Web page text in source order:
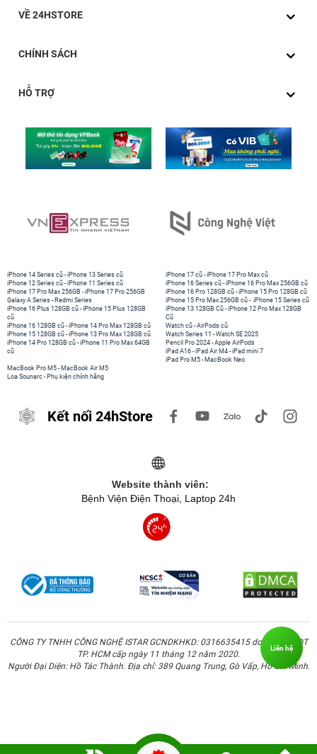
VỀ 24HSTORE
CHÍNH SÁCH
HỖ TRỢ
iPhone 14 Series cũ -iPhone 13 Series cũ
iPhone 12 Series cũ -iPhone 11 Series cũ
iPhone 17 Pro Max 256GB -iPhone 17 Pro 256GB
Galaxy A Series - Redmi Series
iPhone 17 cũ -iPhone 17 Pro Max cũ
iPhone 16 Series cũ - iPhone 16 Pro Max 256GB cũ
iPhone 16 Pro 128GB cũ -iPhone 15 Pro 128GB cũ
iPhone 15 Pro Max 256GB cũ - iPhone 15 Series cũ
iPhone 16 Plus 128GB cũ -iPhone 15 Plus 128GB
cũ
iPhone 16 128GB cũ -iPhone 14 Pro Max 128GB cũ
iPhone 15 128GB cũ -iPhone 13 Pro Max 128GB cũ
iPhone 14 Pro 128GB cũ -iPhone 11 Pro Max 64GB
cũ
iPhone 13 128GB Cũ -iPhone 12 Pro Max 128GB
Cũ
Watch cũ -AirPods cũ
Watch Series 11 -Watch SE 2025
Pencil Pro 2024 -Apple AirPods
iPad A16 -iPad Air M4 -iPad mini 7
iPad Pro M5 - MacBook Neo
MacBook Pro M5 - MacBook Air M5
Loa Sounarc - Phụ kiện chính hãng
Kết nối 24hStore
Website thành viên:
Bệnh Viện Điện Thoại, Laptop 24h
CÔNG TY TNHH CÔNG NGHỆ ISTAR GCNDKHKD: 0316635415 do Sở KH & ĐT
TP. HCM cấp ngày 11 tháng 12 năm 2020.
Người Đại Diện: Hồ Tác Thành. Địa chỉ: 389 Quang Trung, Gò Vấp, Hồ Chí Minh.
Liên hệ